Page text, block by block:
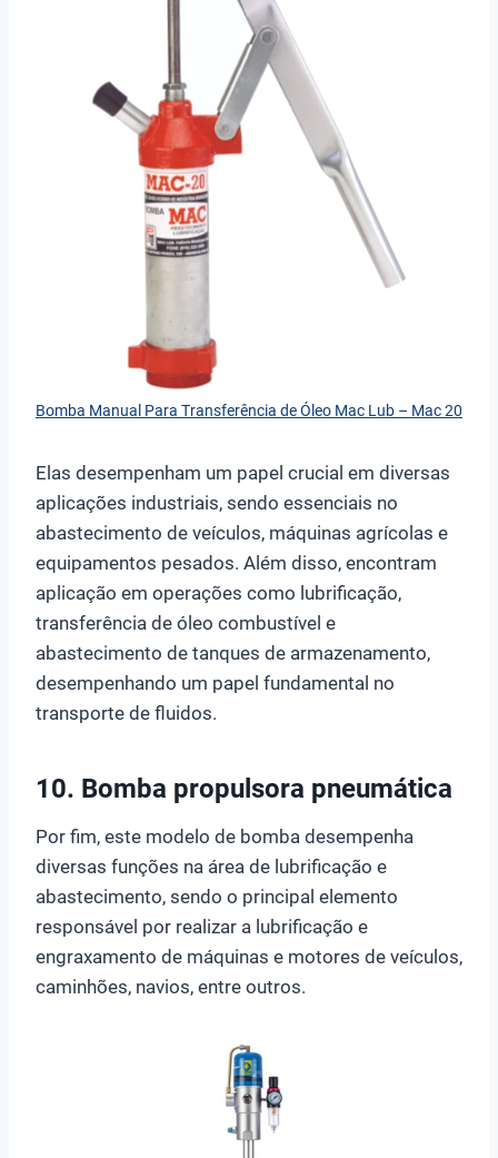
Bomba Manual Para Transferência de Óleo Mac Lub – Mac 20
Elas desempenham um papel crucial em diversas
aplicações industriais, sendo essenciais no
abastecimento de veículos, máquinas agrícolas e
equipamentos pesados. Além disso, encontram
aplicação em operações como lubrificação,
transferência de óleo combustível e
abastecimento de tanques de armazenamento,
desempenhando um papel fundamental no
transporte de fluidos.
10. Bomba propulsora pneumática
Por fim, este modelo de bomba desempenha
diversas funções na área de lubrificação e
abastecimento, sendo o principal elemento
responsável por realizar a lubrificação e
engraxamento de máquinas e motores de veículos,
caminhões, navios, entre outros.